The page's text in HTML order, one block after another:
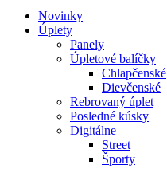
Novinky
Úplety
Panely
Úpletové balíčky
Chlapčenské
Dievčenské
Rebrovaný úplet
Posledné kúsky
Digitálne
Street
Športy